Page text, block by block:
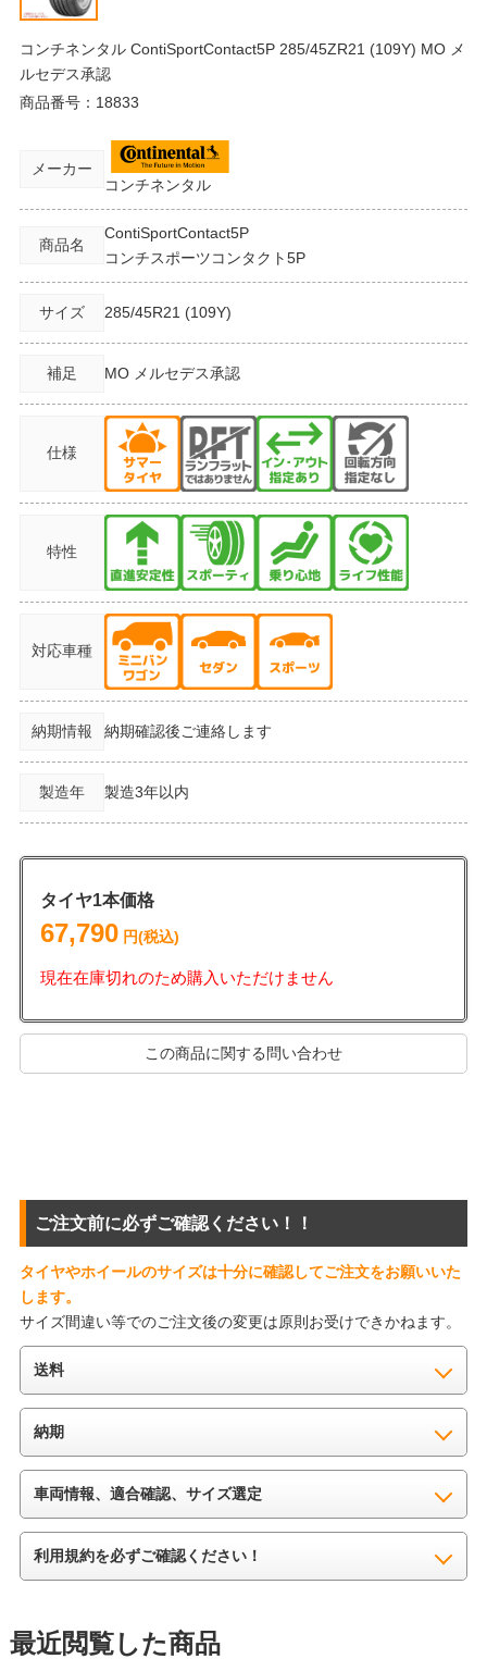
コンチネンタル ContiSportContact5P 285/45ZR21 (109Y) MO メ
ルセデス承認
商品番号： 18833
メーカー
コンチネンタル
商品名
ContiSportContact5P
コンチスポーツコンタクト5P
サイズ 285/45R21 (109Y)
補足 MO メルセデス承認
仕様
特性
対応車種
納期情報 納期確認後ご連絡します
製造年 製造3年以内
タイヤ1本価格
67,790円(税込)
現在在庫切れのため購入いただけません
この商品に関する問い合わせ
ご注文前に必ずご確認ください！！
タイヤやホイールのサイズは十分に確認してご注文をお願いいた
します。
サイズ間違い等でのご注文後の変更は原則お受けできかねます。
送料
納期
車両情報、適合確認、サイズ選定
利用規約を必ずご確認ください！
最近閲覧した商品